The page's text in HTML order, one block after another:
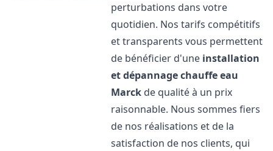
perturbations dans votre
quotidien. Nos tarifs compétitifs
et transparents vous permettent
de bénéficier d'une installation
et dépannage chauffe eau
Marck de qualité à un prix
raisonnable. Nous sommes fiers
de nos réalisations et de la
satisfaction de nos clients, qui